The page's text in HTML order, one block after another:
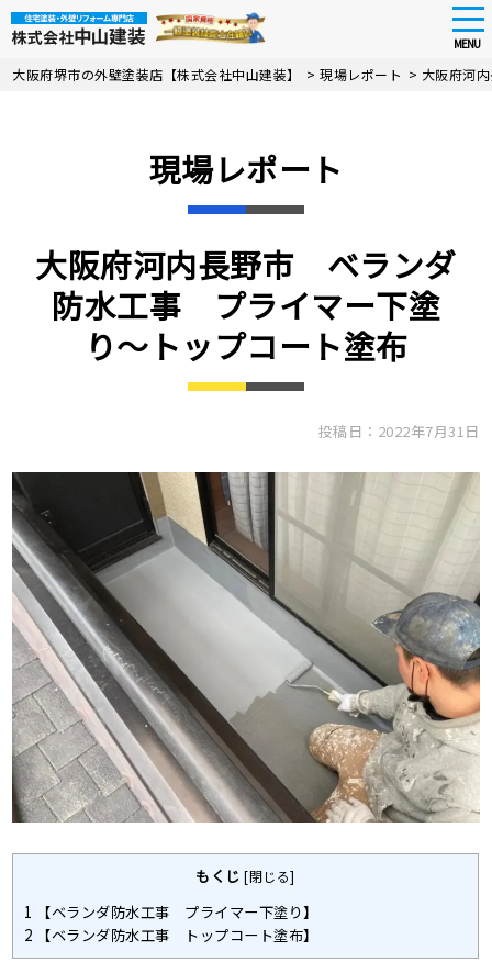
Skip
MENU
大阪府堺市の外壁塗装店【株式会社中山建装】 >現場レポート > 大阪府河
現場レポート
大阪府河内長野市 ベランダ
防水工事 プライマー下塗
り〜トップコート塗布
投稿日：2022年7月31日
もくじ [閉じる]
1 【ベランダ防水工事 プライマー下塗り】
2 【ベランダ防水工事 トップコート塗布】